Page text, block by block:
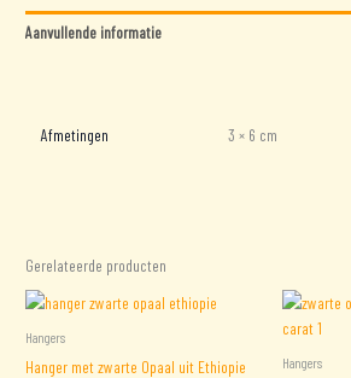
Aanvullende informatie
Afmetingen 3 × 6 cm
Gerelateerde producten
Hangers
Hanger met zwarte Opaal uit Ethiopie
Hangers